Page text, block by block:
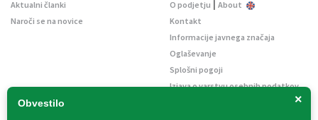
×
Obvestilo
Aktualni članki
Naroči se na novice
O podjetju | About
Kontakt
Informacije javnega značaja
Oglaševanje
Splošni pogoji
Izjava o varstvu osebnih podatkov